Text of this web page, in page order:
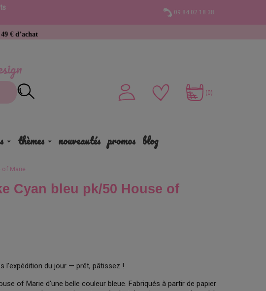
09.84.02.18.38
(0)
thèmes nouveautés promos blog
of Marie
Cyan bleu pk/50 House of
l’expédition du jour — prêt, pâtissez !
of Marie d'une belle couleur bleue. Fabriqués à partir de papier